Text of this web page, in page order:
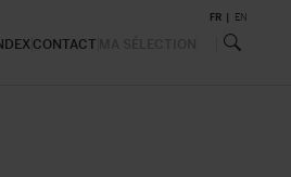
CONTACT
FR EN